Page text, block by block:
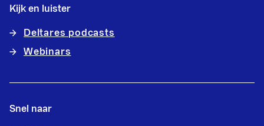
Kijk en luister
Deltares podcasts
Webinars
Snel naar